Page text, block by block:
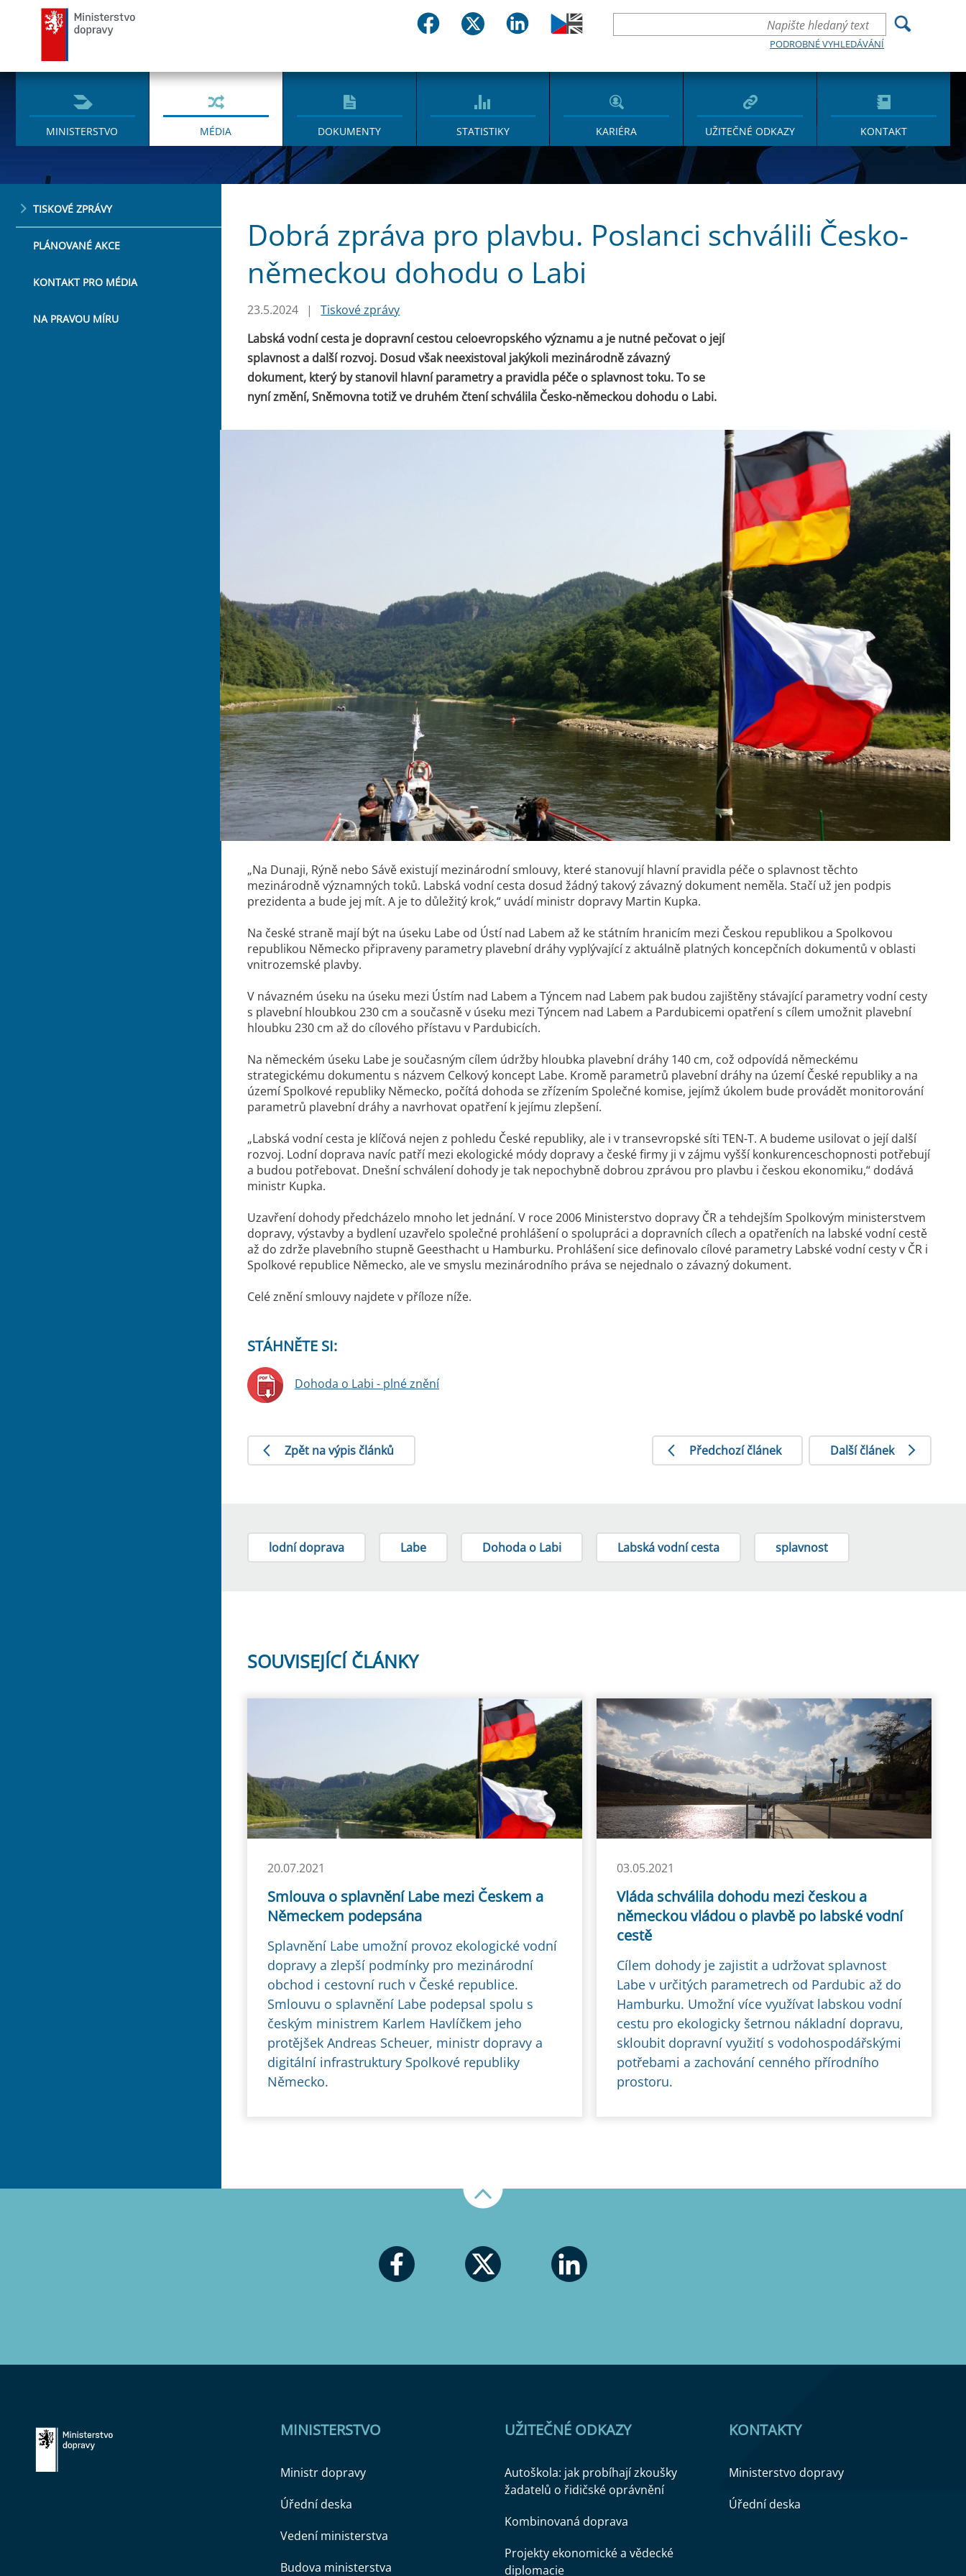
PODROBNÉ VYHLEDÁVÁNÍ
MINISTERSTVO MÉDIA DOKUMENTY STATISTIKY KARIÉRA UŽITEČNÉ ODKAZY KONTAKT
TISKOVÉ ZPRÁVY
PLÁNOVANÉ AKCE
KONTAKT PRO MÉDIA
NA PRAVOU MÍRU
Dobrá zpráva pro plavbu. Poslanci schválili Česko-
německou dohodu o Labi
23.5.2024 |
Tiskové zprávy
Labská vodní cesta je dopravní cestou celoevropského významu a je nutné pečovat o její
splavnost a další rozvoj. Dosud však neexistoval jakýkoli mezinárodně závazný
dokument, který by stanovil hlavní parametry a pravidla péče o splavnost toku. To se
nyní změní, Sněmovna totiž ve druhém čtení schválila Česko-německou dohodu o Labi.
„Na Dunaji, Rýně nebo Sávě existují mezinárodní smlouvy, které stanovují hlavní pravidla péče o splavnost těchto
mezinárodně významných toků. Labská vodní cesta dosud žádný takový závazný dokument neměla. Stačí už jen podpis
prezidenta a bude jej mít. A je to důležitý krok,“ uvádí ministr dopravy Martin Kupka.
Na české straně mají být na úseku Labe od Ústí nad Labem až ke státním hranicím mezi Českou republikou a Spolkovou
republikou Německo připraveny parametry plavební dráhy vyplývající z aktuálně platných koncepčních dokumentů v oblasti
vnitrozemské plavby.
V návazném úseku na úseku mezi Ústím nad Labem a Týncem nad Labem pak budou zajištěny stávající parametry vodní cesty
s plavební hloubkou 230 cm a současně v úseku mezi Týncem nad Labem a Pardubicemi opatření s cílem umožnit plavební
hloubku 230 cm až do cílového přístavu v Pardubicích.
Na německém úseku Labe je současným cílem údržby hloubka plavební dráhy 140 cm, což odpovídá německému
strategickému dokumentu s názvem Celkový koncept Labe. Kromě parametrů plavební dráhy na území České republiky a na
území Spolkové republiky Německo, počítá dohoda se zřízením Společné komise, jejímž úkolem bude provádět monitorování
parametrů plavební dráhy a navrhovat opatření k jejímu zlepšení.
„Labská vodní cesta je klíčová nejen z pohledu České republiky, ale i v transevropské síti TEN-T. A budeme usilovat o její další
rozvoj. Lodní doprava navíc patří mezi ekologické módy dopravy a české firmy ji v zájmu vyšší konkurenceschopnosti potřebují
a budou potřebovat. Dnešní schválení dohody je tak nepochybně dobrou zprávou pro plavbu i českou ekonomiku,“ dodává
ministr Kupka.
Uzavření dohody předcházelo mnoho let jednání. V roce 2006 Ministerstvo dopravy ČR a tehdejším Spolkovým ministerstvem
dopravy, výstavby a bydlení uzavřelo společné prohlášení o spolupráci a dopravních cílech a opatřeních na labské vodní cestě
až do zdrže plavebního stupně Geesthacht u Hamburku. Prohlášení sice definovalo cílové parametry Labské vodní cesty v ČR i
Spolkové republice Německo, ale ve smyslu mezinárodního práva se nejednalo o závazný dokument.
Celé znění smlouvy najdete v příloze níže.
STÁHNĚTE SI:
Dohoda o Labi - plné znění
Zpět na výpis článků Předchozí článek Další článek
lodní doprava Labe Dohoda o Labi Labská vodní cesta splavnost
SOUVISEJÍCÍ ČLÁNKY
20.07.2021
Smlouva o splavnění Labe mezi Českem a
Německem podepsána
Splavnění Labe umožní provoz ekologické vodní
dopravy a zlepší podmínky pro mezinárodní
obchod i cestovní ruch v České republice.
Smlouvu o splavnění Labe podepsal spolu s
českým ministrem Karlem Havlíčkem jeho
protějšek Andreas Scheuer, ministr dopravy a
digitální infrastruktury Spolkové republiky
Německo.
03.05.2021
Vláda schválila dohodu mezi českou a
německou vládou o plavbě po labské vodní
cestě
Cílem dohody je zajistit a udržovat splavnost
Labe v určitých parametrech od Pardubic až do
Hamburku. Umožní více využívat labskou vodní
cestu pro ekologicky šetrnou nákladní dopravu,
skloubit dopravní využití s vodohospodářskými
potřebami a zachování cenného přírodního
prostoru.
MINISTERSTVO
Ministr dopravy
Úřední deska
Vedení ministerstva
Budova ministerstva
UŽITEČNÉ ODKAZY
Autoškola: jak probíhají zkoušky
žadatelů o řidičské oprávnění
Kombinovaná doprava
Projekty ekonomické a vědecké
diplomacie
KONTAKTY
Ministerstvo dopravy
Úřední deska